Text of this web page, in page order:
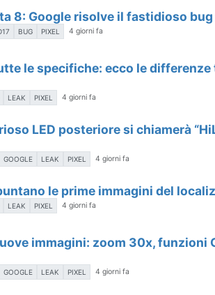
8: Google risolve il fastidioso
BUG PIXEL 4 giorni fa
le specifiche: ecco le
LEAK PIXEL 4 giorni fa
LED posteriore si chiamerà
GOOGLE LEAK PIXEL 4 giorni fa
le prime immagini del
LEAK PIXEL 4 giorni fa
immagini: zoom 30x, funzioni
GOOGLE LEAK PIXEL 4 giorni fa